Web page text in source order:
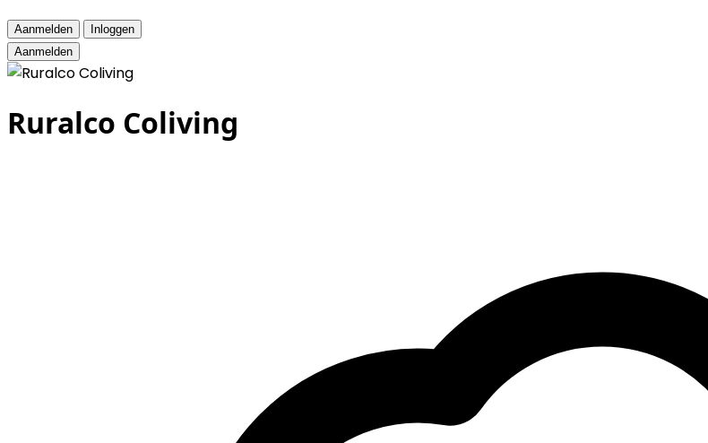
Aanmelden
Inloggen
Aanmelden
Ruralco Coliving